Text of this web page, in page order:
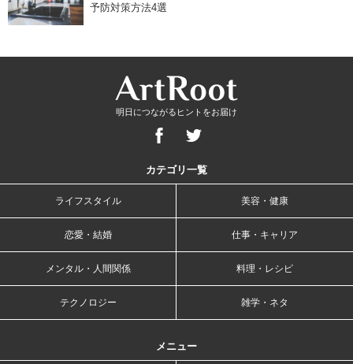
予防対策方法4選
明日につながるヒントをお届け
カテゴリ一覧
ライフスタイル 美容・健康
恋愛・結婚 仕事・キャリア
メンタル・人間関係 料理・レシピ
テクノロジー 雑学・ネタ
メニュー